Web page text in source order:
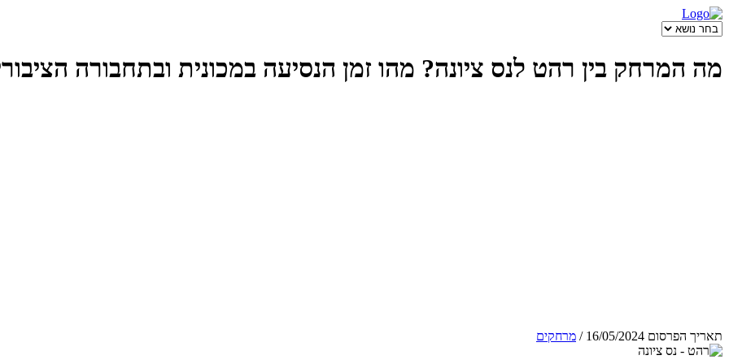
מה המרחק בין רהט לנס ציונה? מהו זמן הנסיעה במכונית ובתחבורה
תאריך הפרסום 16/05/2024 / מרחקים